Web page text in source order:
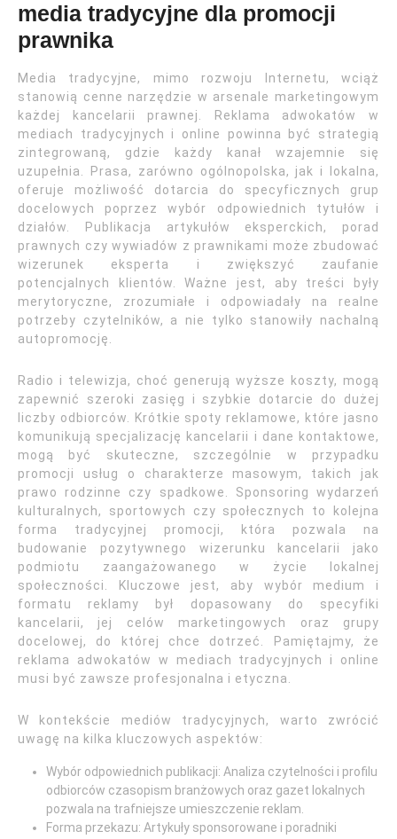
media tradycyjne dla promocji
prawnika
Media tradycyjne, mimo rozwoju Internetu, wciąż
stanowią cenne narzędzie w arsenale marketingowym
każdej kancelarii prawnej. Reklama adwokatów w
mediach tradycyjnych i online powinna być strategią
zintegrowaną, gdzie każdy kanał wzajemnie się
uzupełnia. Prasa, zarówno ogólnopolska, jak i lokalna,
oferuje możliwość dotarcia do specyficznych grup
docelowych poprzez wybór odpowiednich tytułów i
działów. Publikacja artykułów eksperckich, porad
prawnych czy wywiadów z prawnikami może zbudować
wizerunek eksperta i zwiększyć zaufanie
potencjalnych klientów. Ważne jest, aby treści były
merytoryczne, zrozumiałe i odpowiadały na realne
potrzeby czytelników, a nie tylko stanowiły nachalną
autopromocję.
Radio i telewizja, choć generują wyższe koszty, mogą
zapewnić szeroki zasięg i szybkie dotarcie do dużej
liczby odbiorców. Krótkie spoty reklamowe, które jasno
komunikują specjalizację kancelarii i dane kontaktowe,
mogą być skuteczne, szczególnie w przypadku
promocji usług o charakterze masowym, takich jak
prawo rodzinne czy spadkowe. Sponsoring wydarzeń
kulturalnych, sportowych czy społecznych to kolejna
forma tradycyjnej promocji, która pozwala na
budowanie pozytywnego wizerunku kancelarii jako
podmiotu zaangażowanego w życie lokalnej
społeczności. Kluczowe jest, aby wybór medium i
formatu reklamy był dopasowany do specyfiki
kancelarii, jej celów marketingowych oraz grupy
docelowej, do której chce dotrzeć. Pamiętajmy, że
reklama adwokatów w mediach tradycyjnych i online
musi być zawsze profesjonalna i etyczna.
W kontekście mediów tradycyjnych, warto zwrócić
uwagę na kilka kluczowych aspektów:
Wybór odpowiednich publikacji: Analiza czytelności i profilu
odbiorców czasopism branżowych oraz gazet lokalnych
pozwala na trafniejsze umieszczenie reklam.
Forma przekazu: Artykuły sponsorowane i poradniki